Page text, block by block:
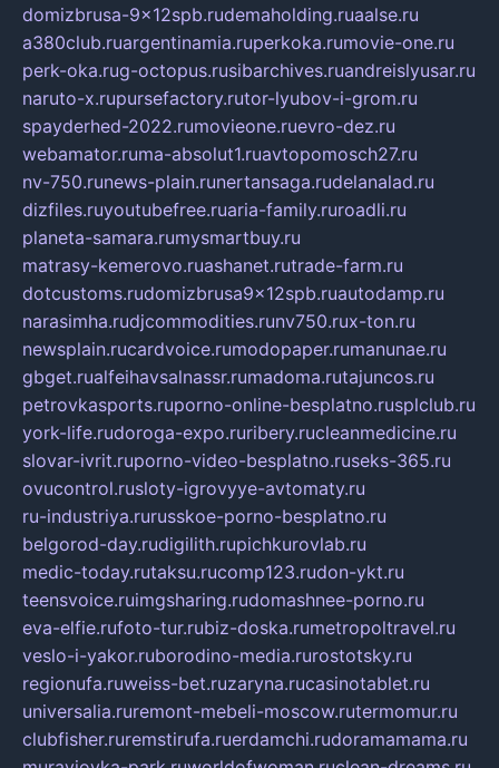
domizbrusa-9x12spb.rudemaholding.ruaalse.ru
a380club.ruargentinamia.ruperkoka.rumovie-one.ru
perk-oka.rug-octopus.rusibarchives.ruandreislyusar.ru
naruto-x.rupursefactory.rutor-lyubov-i-grom.ru
spayderhed-2022.rumovieone.ruevro-dez.ru
webamator.ruma-absolut1.ruavtopomosch27.ru
nv-750.runews-plain.runertansaga.rudelanalad.ru
dizfiles.ruyoutubefree.ruaria-family.ruroadli.ru
planeta-samara.rumysmartbuy.ru
matrasy-kemerovo.ruashanet.rutrade-farm.ru
dotcustoms.rudomizbrusa9x12spb.ruautodamp.ru
narasimha.rudjcommodities.runv750.rux-ton.ru
newsplain.rucardvoice.rumodopaper.rumanunae.ru
gbget.rualfeihavsalnassr.rumadoma.rutajuncos.ru
petrovkasports.ruporno-online-besplatno.rusplclub.ru
york-life.rudoroga-expo.ruribery.rucleanmedicine.ru
slovar-ivrit.ruporno-video-besplatno.ruseks-365.ru
ovucontrol.rusloty-igrovyye-avtomaty.ru
ru-industriya.rurusskoe-porno-besplatno.ru
belgorod-day.rudigilith.rupichkurovlab.ru
medic-today.rutaksu.rucomp123.rudon-ykt.ru
teensvoice.ruimgsharing.rudomashnee-porno.ru
eva-elfie.rufoto-tur.rubiz-doska.rumetropoltravel.ru
veslo-i-yakor.ruborodino-media.rurostotsky.ru
regionufa.ruweiss-bet.ruzaryna.rucasinotablet.ru
universalia.ruremont-mebeli-moscow.rutermomur.ru
clubfisher.ruremstirufa.ruerdamchi.rudoramamama.ru